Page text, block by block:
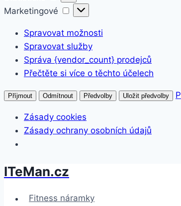
Marketingové
Marketingové
Spravovat možnosti
Spravovat služby
Správa {vendor_count} prodejců
Přečtěte si více o těchto účelech
Příjmout Odmítnout Předvolby Uložit předvolby
Zásady cookies
Zásady ochrany osobních údajů
Přeskočit
obsah
ITeMan.cz
Fitness náramky